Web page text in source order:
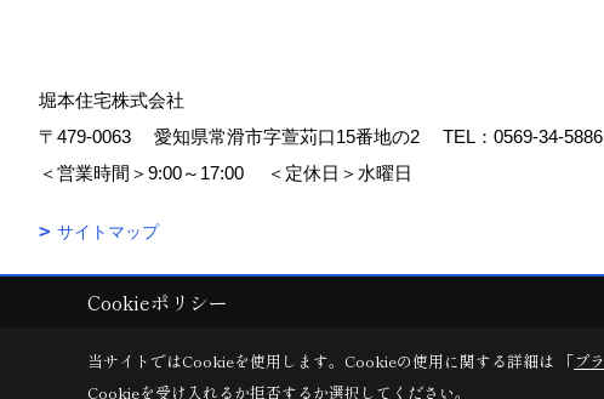
堀本住宅株式会社
〒479-0063
愛知県常滑市字萱苅口15番地の2 TEL： 0569-34-5886
＜営業時間＞9:00～17:00
＜定休日＞水曜日
サイトマップ
Copyright (c) 堀本住宅株式会社. All Rights Reserved.
Cookieポリシー
当サイトではCookieを使用します。 Cookieの使用に関する詳細は 「プ
Cookieを受け入れるか拒否するか選択してください。